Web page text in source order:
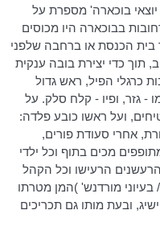
יוצאי בוכארה' מספרת על
בבוכארה היו מכוסים
בית הכנסת או ברחבה שלפני
תוך כדי יצירת בובה ענקית
כרגלי הפיל, ראש גדול
- גזר, ופיו - קלח סלק. על
ועל ראשו כובע פלדה:
אחרי סעודת פורים,
מכים בתוף וכל ילדי
הרעישו וכל הקהל
/ בעיוני מורדנש' )המן מטרתו
ובעת מותו גם תכריכים